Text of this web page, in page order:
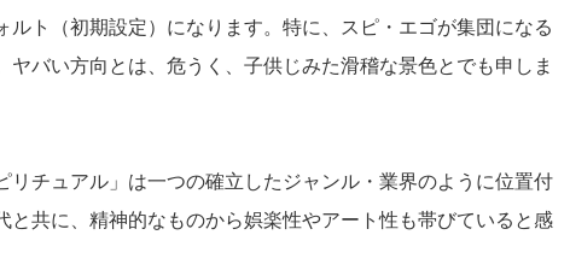
ルト（初期設定）になります。特に、スピ・エゴが集団になる
ヤバい方向とは、危うく、子供じみた滑稽な景色とでも申しま
リチュアル」は一つの確立したジャンル・業界のように位置付
と共に、精神的なものから娯楽性やアート性も帯びていると感